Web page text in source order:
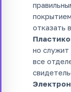
отказать
но
все